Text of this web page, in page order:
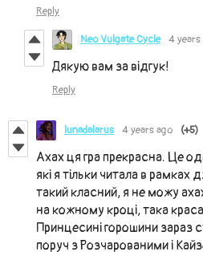
Reply
Neo Vulgate Cycle 4 years
Дякую вам за відгук!
Reply
lunadalarus 4 years ago (+5)
Ахах ця гра прекрасна. Це
які я тільки читала в рамках
такий класний, я не можу
на кожному кроці, така
Принцесині горошини зараз
поруч з Розчарованими і